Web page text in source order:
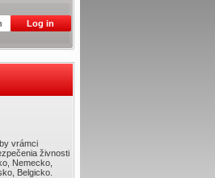
Log in
vrámci
živnosti
Nemecko,
Belgicko.